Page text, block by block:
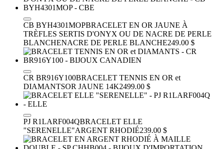
CB BYH4301MOPBRACELET EN OR JAUNE À
TRÈFLES SERTIS D'ONYX OU DE NACRE DE PERLE
BLANCHENACRE DE PERLE BLANCHE249.00 $
CR BR916Y100BRACELET TENNIS EN OR et
DIAMANTSOR JAUNE 14K2499.00 $
PJ R1LARF004QBRACELET ELLE
"SERENELLE"ARGENT RHODIÉ239.00 $